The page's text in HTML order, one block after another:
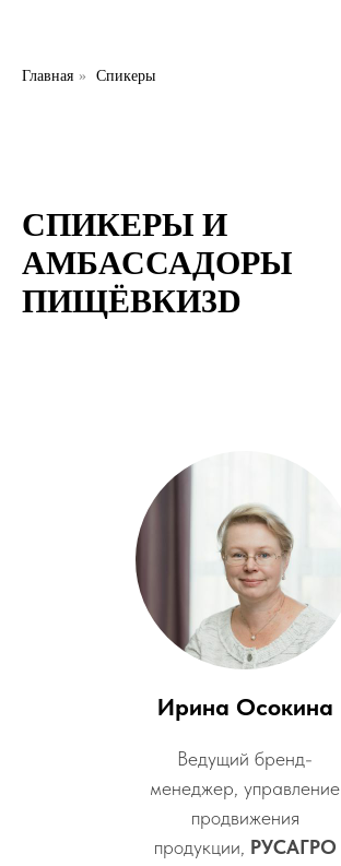
Главная » Спикеры
СПИКЕРЫ И
АМБАССАДОРЫ
ПИЩЁВКИ3D
Ирина Осокина
Ведущий бренд-
менеджер, управление
продвижения
продукции, РУСАГРО